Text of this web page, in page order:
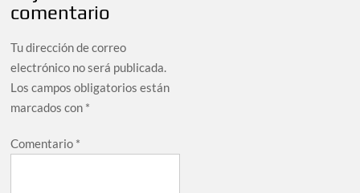
comentario
Tu dirección de correo
electrónico no será publicada.
Los campos obligatorios están
marcados con *
Comentario *